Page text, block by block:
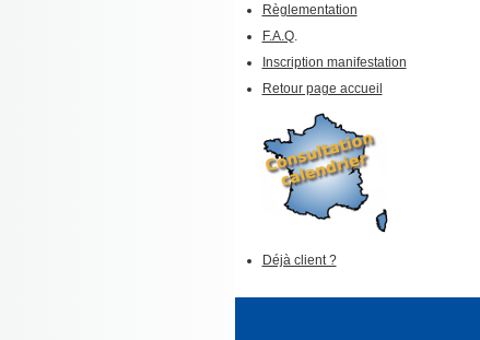
Règlementation
F.A.Q.
Inscription manifestation
Retour page accueil
Déjà client ?